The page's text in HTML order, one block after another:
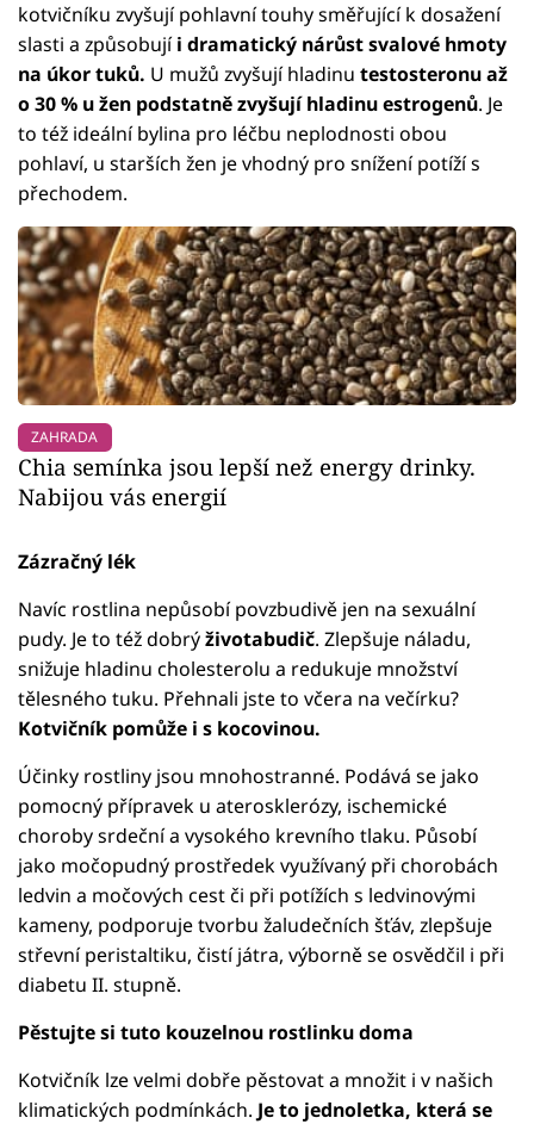
kotvičníku zvyšují pohlavní touhy směřující k dosažení
slasti a způsobujíi dramatický nárůst svalové hmoty
na úkor tuků. U mužů zvyšují hladinu testosteronu až
o 30 % u žen podstatně zvyšují hladinu estrogenů. Je
to též ideální bylina pro léčbu neplodnosti obou
pohlaví, u starších žen je vhodný pro snížení potíží s
přechodem.
ZAHRADA
Chia semínka jsou lepší než energy drinky.
Nabijou vás energií
Zázračný lék
Navíc rostlina nepůsobí povzbudivě jen na sexuální
pudy. Je to též dobrýživotabudič. Zlepšuje náladu,
snižuje hladinu cholesterolu a redukuje množství
tělesného tuku. Přehnali jste to včera na večírku?
Kotvičník pomůže i s kocovinou.
Účinky rostliny jsou mnohostranné. Podává se jako
pomocný přípravek u aterosklerózy, ischemické
choroby srdeční a vysokého krevního tlaku. Působí
jako močopudný prostředek využívaný při chorobách
ledvin a močových cest či při potížích s ledvinovými
kameny, podporuje tvorbu žaludečních šťáv, zlepšuje
střevní peristaltiku, čistí játra, výborně se osvědčil i při
diabetu II. stupně.
Pěstujte si tuto kouzelnou rostlinku doma
Kotvičník lze velmi dobře pěstovat a množit i v našich
klimatických podmínkách. Je to jednoletka, která se